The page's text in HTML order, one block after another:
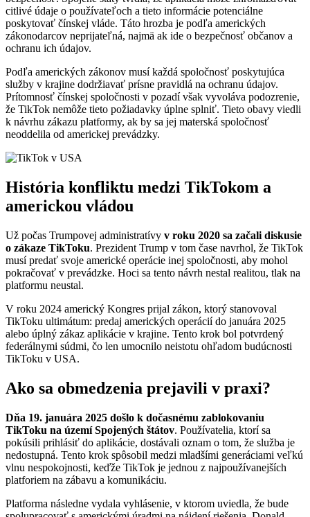
citlivé údaje o používateľoch a tieto informácie potenciálne
poskytovať čínskej vláde. Táto hrozba je podľa amerických
zákonodarcov neprijateľná, najmä ak ide o bezpečnosť občanov a
ochranu ich údajov.
Podľa amerických zákonov musí každá spoločnosť poskytujúca
služby v krajine dodržiavať prísne pravidlá na ochranu údajov.
Prítomnosť čínskej spoločnosti v pozadí však vyvoláva podozrenie,
že TikTok nemôže tieto požiadavky úplne splniť. Tieto obavy viedli
k návrhu zákazu platformy, ak by sa jej materská spoločnosť
neoddelila od americkej prevádzky.
História konfliktu medzi TikTokom a
americkou vládou
Už počas Trumpovej administratívy v roku 2020 sa začali diskusie
o zákaze TikToku. Prezident Trump v tom čase navrhol, že TikTok
musí predať svoje americké operácie inej spoločnosti, aby mohol
pokračovať v prevádzke. Hoci sa tento návrh nestal realitou, tlak na
platformu neustal.
V roku 2024 americký Kongres prijal zákon, ktorý stanovoval
TikToku ultimátum: predaj amerických operácií do januára 2025
alebo úplný zákaz aplikácie v krajine. Tento krok bol potvrdený
federálnymi súdmi, čo len umocnilo neistotu ohľadom budúcnosti
TikToku v USA.
Ako sa obmedzenia prejavili v praxi?
Dňa 19. januára 2025 došlo k dočasnému zablokovaniu
TikToku na území Spojených štátov. Používatelia, ktorí sa
pokúsili prihlásiť do aplikácie, dostávali oznam o tom, že služba je
nedostupná. Tento krok spôsobil medzi mladšími generáciami veľkú
vlnu nespokojnosti, keďže TikTok je jednou z najpoužívanejších
platforiem na zábavu a komunikáciu.
Platforma následne vydala vyhlásenie, v ktorom uviedla, že bude